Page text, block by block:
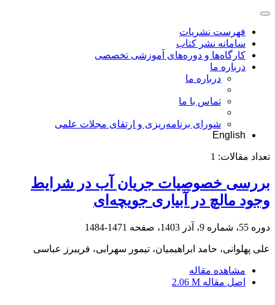
فهرست نشریات
سامانه نشر کتاب
کارگاه‌ها و دوره‌های آموزشی تخصصی
درباره ما
درباره ما
تماس با ما
شورای برنامه‌ریزی و ارتقای مجلات علمی
English
تعداد مقالات: 1
بررسی خصوصیات جریان آب در شرایط
وجود مالچ در آبیاری جویچه‌ای
دوره 55، شماره 9، آذر 1403، صفحه 1471-1484
علی پهلوانی، حامد ابراهیمیان، تیمور سهرابی، فریبرز عباسی
مشاهده مقاله
اصل مقاله 2.06 M